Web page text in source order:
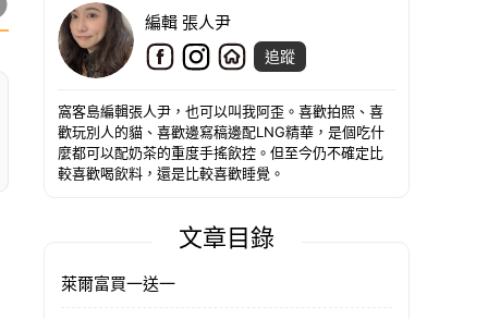
編輯 張人尹
追蹤
窩客島編輯張人尹，也可以叫我阿歪。喜歡拍照、喜
歡玩別人的貓、喜歡邊寫稿邊配LNG精華，是個吃什
麼都可以配奶茶的重度手搖飲控。但至今仍不確定比
較喜歡喝飲料，還是比較喜歡睡覺。
文章目錄
萊爾富買一送一